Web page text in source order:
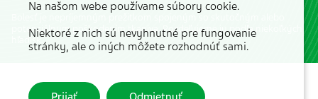
potenciálnym poškodením tkaniva. Rozdeľujeme ju podľa niekoľkých
hľadísk.
Na našom webe používame súbory cookie.
Niektoré z nich sú nevyhnutné pre fungovanie
stránky, ale o iných môžete rozhodnúť sami.